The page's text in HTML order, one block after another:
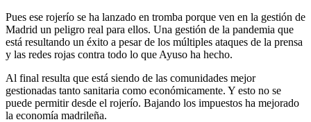
Pues ese rojerío se ha lanzado en tromba porque ven en la gestión de
Madrid un peligro real para ellos. Una gestión de la pandemia que
está resultando un éxito a pesar de los múltiples ataques de la prensa
y las redes rojas contra todo lo que Ayuso ha hecho.
Al final resulta que está siendo de las comunidades mejor
gestionadas tanto sanitaria como económicamente. Y esto no se
puede permitir desde el rojerío. Bajando los impuestos ha mejorado
la economía madrileña.